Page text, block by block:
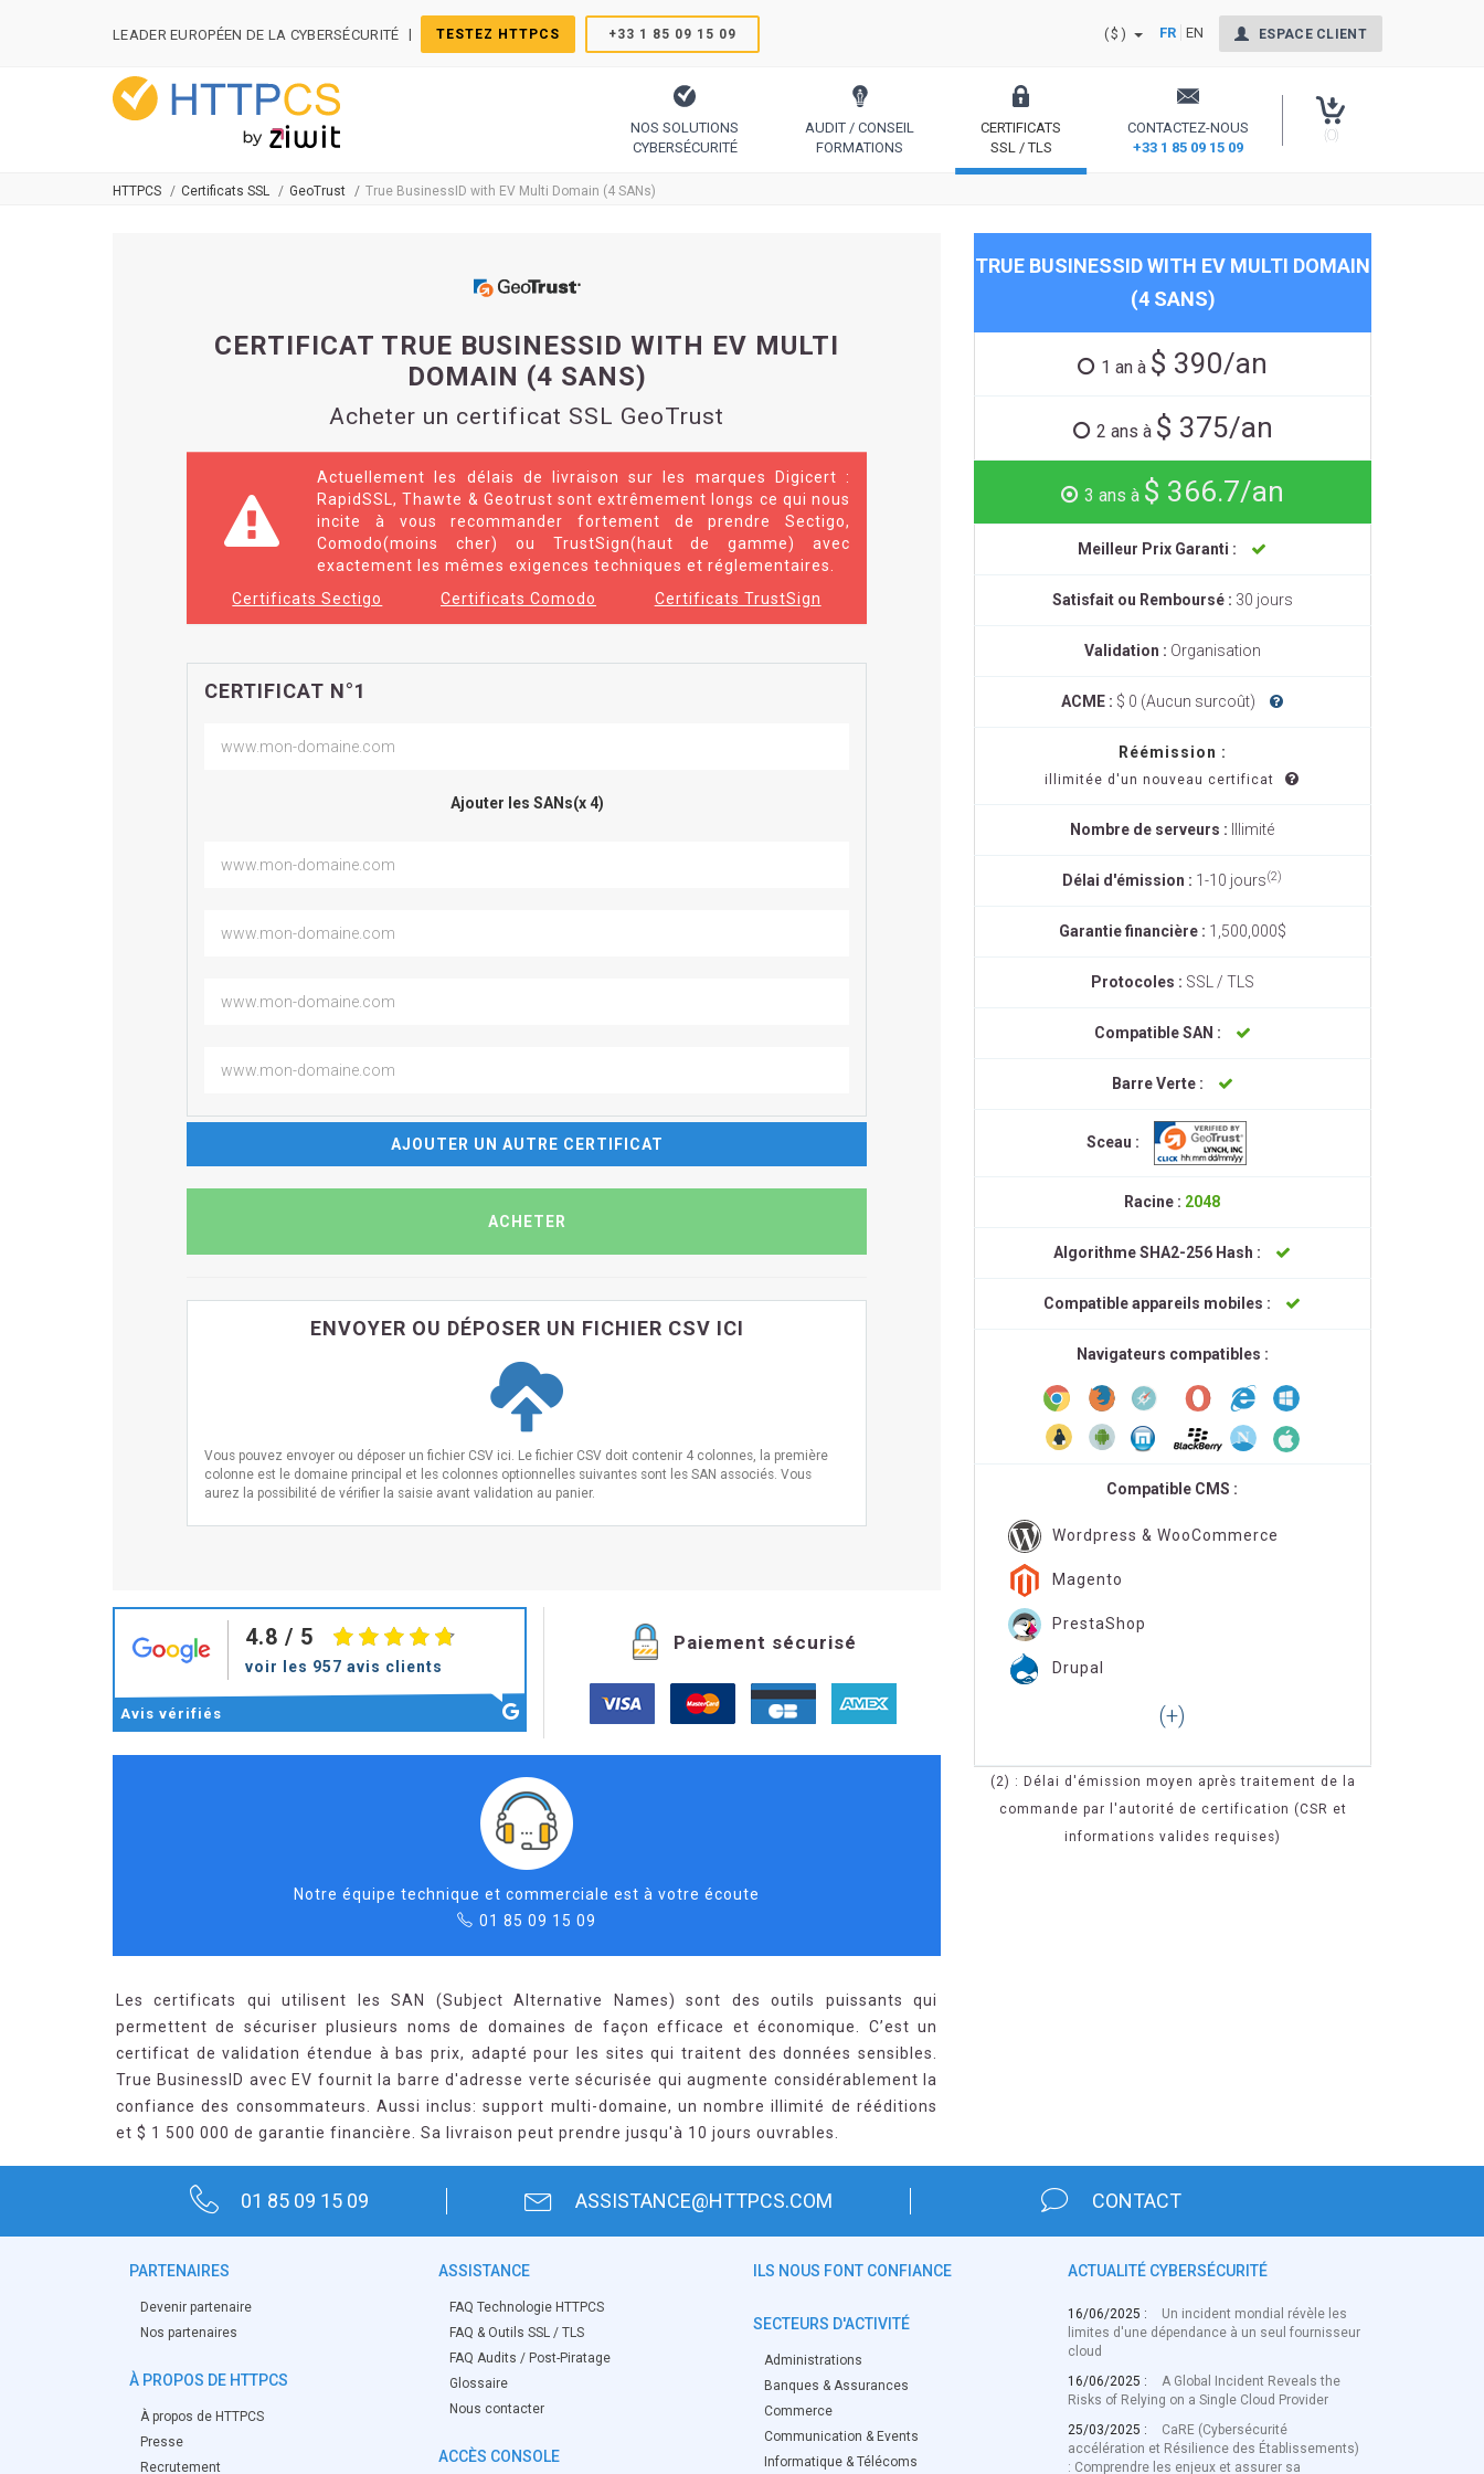
LEADER EUROPÉEN DE LA CYBERSÉCURITÉ | TESTEZ HTTPCS +33 1 85 09 15 09 ($) FR EN ESPACE CLIENT
NOS SOLUTIONS
CYBERSÉCURITÉ
AUDIT / CONSEIL
FORMATIONS
CERTIFICATS
SSL / TLS
CONTACTEZ-NOUS
+33 1 85 09 15 09
(0)
HTTPCS Certificats SSL GeoTrust True BusinessID with EV Multi Domain (4 SANs)
CERTIFICAT TRUE BUSINESSID WITH EV MULTI
DOMAIN (4 SANS)
Acheter un certificat SSL GeoTrust
Actuellement les délais de livraison sur les marques Digicert :
RapidSSL, Thawte & Geotrust sont extrêmement longs ce qui nous
incite à vous recommander fortement de prendre Sectigo,
Comodo(moins cher) ou TrustSign(haut de gamme) avec
exactement les mêmes exigences techniques et réglementaires.
Certificats Sectigo
Certificats Comodo Certificats TrustSign
CERTIFICAT N°1
Ajouter les SANs(x 4)
AJOUTER UN AUTRE CERTIFICAT
ENVOYER OU DÉPOSER UN FICHIER CSV ICI
Vous pouvez envoyer ou déposer un fichier CSV ici. Le fichier CSV doit contenir 4 colonnes, la première
colonne est le domaine principal et les colonnes optionnelles suivantes sont les SAN associés. Vous
aurez la possibilité de vérifier la saisie avant validation au panier.
4.8 / 5
voir les 957 avis clients
Avis vérifiés
Paiement sécurisé
Notre équipe technique et commerciale est à votre écoute
01 85 09 15 09
Les certificats qui utilisent les SAN (Subject Alternative Names) sont des outils puissants qui
permettent de sécuriser plusieurs noms de domaines de façon efficace et économique. C’est un
certificat de validation étendue à bas prix, adapté pour les sites qui traitent des données sensibles.
True BusinessID avec EV fournit la barre d'adresse verte sécurisée qui augmente considérablement la
confiance des consommateurs. Aussi inclus: support multi-domaine, un nombre illimité de rééditions
et $ 1 500 000 de garantie financière. Sa livraison peut prendre jusqu'à 10 jours ouvrables.
TRUE BUSINESSID WITH EV MULTI DOMAIN
(4 SANS)
1 an à $ 390/an
2 ans à $ 375/an
3 ans à $ 366.7/an
Meilleur Prix Garanti :
Satisfait ou Remboursé : 30 jours
Validation : Organisation
ACME : $ 0 (Aucun surcoût)
Réémission :
illimitée d'un nouveau certificat
Nombre de serveurs : Illimité
Délai d'émission : 1-10 jours(2)
Garantie financière : 1,500,000$
Protocoles : SSL / TLS
Compatible SAN :
Barre Verte :
Sceau :
Racine : 2048
Algorithme SHA2-256 Hash :
Compatible appareils mobiles :
Navigateurs compatibles :
Compatible CMS :
Wordpress & WooCommerce
Magento
PrestaShop
Drupal
(2) : Délai d'émission moyen après traitement de la
commande par l'autorité de certification (CSR et
informations valides requises)
01 85 09 15 09 ASSISTANCE@HTTPCS.COM CONTACT
PARTENAIRES
Devenir partenaire
Nos partenaires
À PROPOS DE HTTPCS
À propos de HTTPCS
Presse
Recrutement
ASSISTANCE
FAQ Technologie HTTPCS
FAQ & Outils SSL / TLS
FAQ Audits / Post-Piratage
Glossaire
Nous contacter
ACCÈS CONSOLE
ILS NOUS FONT CONFIANCE
SECTEURS D'ACTIVITÉ
Administrations
Banques & Assurances
Commerce
Communication & Events
Informatique & Télécoms
ACTUALITÉ CYBERSÉCURITÉ
16/06/2025 :
Un incident mondial révèle les
limites d'une dépendance à un seul fournisseur
cloud
16/06/2025 :
A Global Incident Reveals the
Risks of Relying on a Single Cloud Provider
25/03/2025 :
CaRE (Cybersécurité
accélération et Résilience des Établissements)
: Comprendre les enjeux et assurer sa